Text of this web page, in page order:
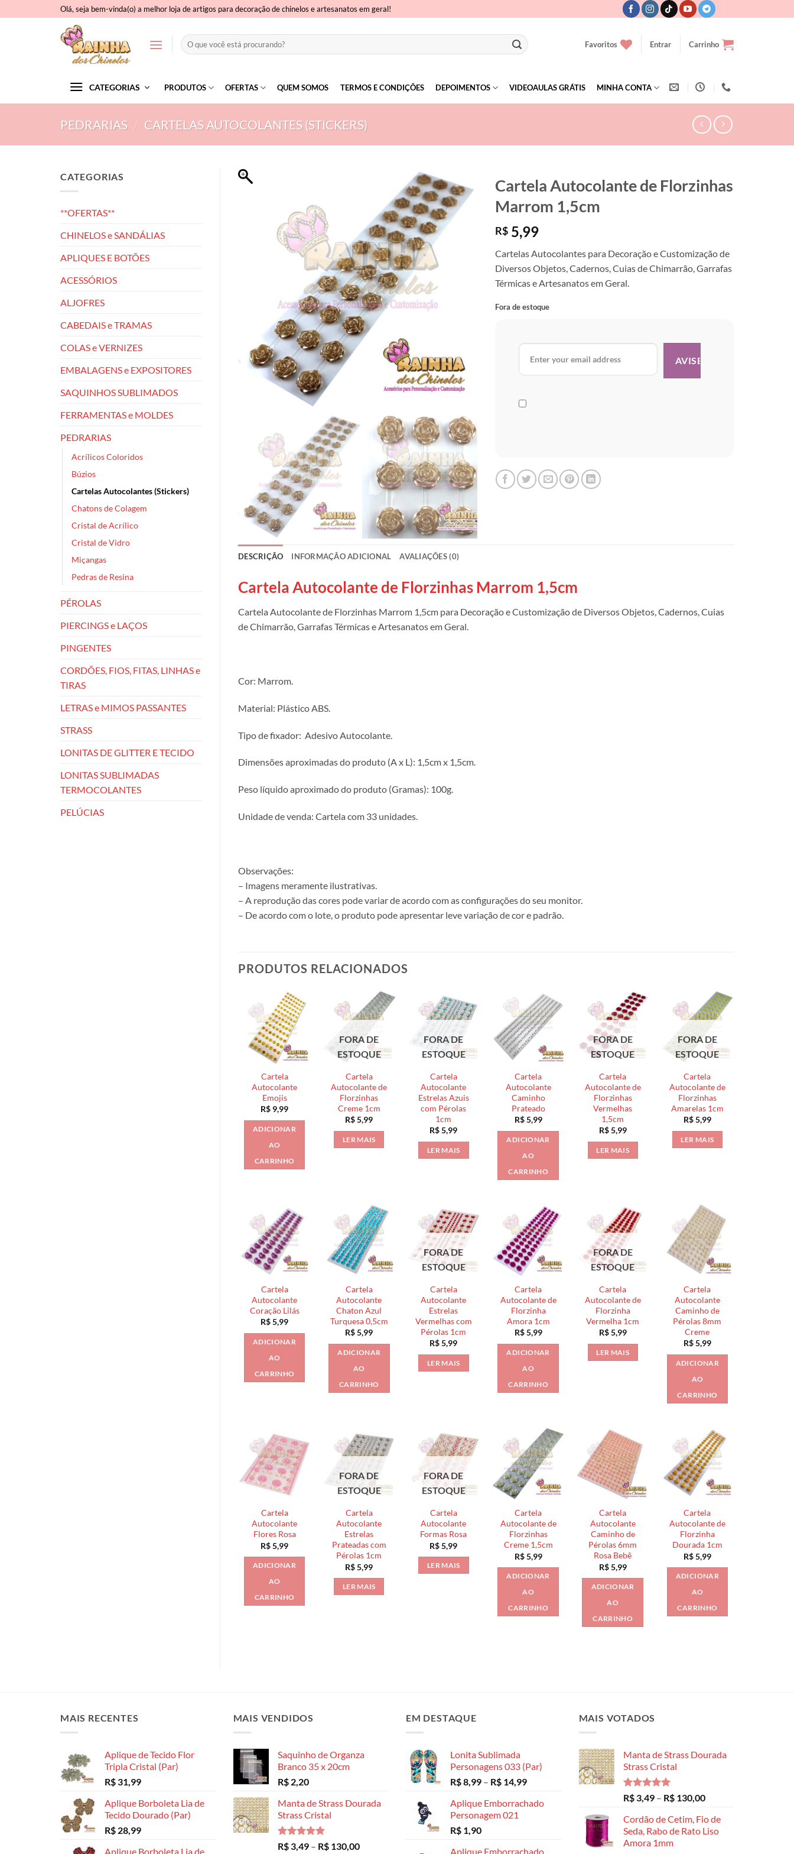
to
Olá, seja bem-vinda(o) a melhor loja de artigos para decoração de chinelos e artesanatos em geral!
Pesquisar
por:
Favoritos Entrar Carrinho
CATEGORIAS PRODUTOS OFERTAS QUEM SOMOS TERMOS E CONDIÇÕES DEPOIMENTOS VIDEOAULAS GRÁTIS MINHA CONTA
PEDRARIAS / CARTELAS AUTOCOLANTES (STICKERS)
CATEGORIAS
**OFERTAS**
CHINELOS e SANDÁLIAS
APLIQUES E BOTÕES
ACESSÓRIOS
ALJOFRES
CABEDAIS e TRAMAS
COLAS e VERNIZES
EMBALAGENS e EXPOSITORES
SAQUINHOS SUBLIMADOS
FERRAMENTAS e MOLDES
PEDRARIAS
Acrílicos Coloridos
Búzios
Cartelas Autocolantes (Stickers)
Chatons de Colagem
Cristal de Acrílico
Cristal de Vidro
Miçangas
Pedras de Resina
PÉROLAS
PIERCINGS e LAÇOS
PINGENTES
CORDÕES, FIOS, FITAS, LINHAS e
TIRAS
LETRAS e MIMOS PASSANTES
STRASS
LONITAS DE GLITTER E TECIDO
LONITAS SUBLIMADAS
TERMOCOLANTES
PELÚCIAS
Cartela Autocolante de Florzinhas
Marrom 1,5cm
R$5,99
Cartelas Autocolantes para Decoração e Customização de
Diversos Objetos, Cadernos, Cuias de Chimarrão, Garrafas
Térmicas e Artesanatos em Geral.
Fora de estoque
DESCRIÇÃO INFORMAÇÃO ADICIONAL AVALIAÇÕES (0)
Cartela Autocolante de Florzinhas Marrom 1,5cm
Cartela Autocolante de Florzinhas Marrom 1,5cm para Decoração e Customização de Diversos Objetos, Cadernos, Cuias
de Chimarrão, Garrafas Térmicas e Artesanatos em Geral.
Cor: Marrom.
Material: Plástico ABS.
Tipo de fixador: Adesivo Autocolante.
Dimensões aproximadas do produto (A x L): 1,5cm x 1,5cm.
Peso líquido aproximado do produto (Gramas): 100g.
Unidade de venda: Cartela com 33 unidades.
Observações:
– Imagens meramente ilustrativas.
– A reprodução das cores pode variar de acordo com as configurações do seu monitor.
– De acordo com o lote, o produto pode apresentar leve variação de cor e padrão.
PRODUTOS RELACIONADOS
Cartela
Autocolante
Emojis
R$ 9,99
ADICIONAR
AO
CARRINHO
FORA DE
ESTOQUE
Cartela
Autocolante de
Florzinhas
Creme 1cm
R$5,99
LER MAIS
FORA DE
ESTOQUE
Cartela
Autocolante
Estrelas Azuis
com Pérolas
1cm
R$5,99
LER MAIS
Cartela
Autocolante
Caminho
Prateado
R$5,99
ADICIONAR
AO
CARRINHO
FORA DE
ESTOQUE
Cartela
Autocolante de
Florzinhas
Vermelhas
1,5cm
R$5,99
LER MAIS
FORA DE
ESTOQUE
Cartela
Autocolante de
Florzinhas
Amarelas 1cm
R$5,99
LER MAIS
Cartela
Autocolante
Coração Lilás
R$5,99
ADICIONAR
AO
CARRINHO
Cartela
Autocolante
Chaton Azul
Turquesa 0,5cm
R$5,99
ADICIONAR
AO
CARRINHO
FORA DE
ESTOQUE
Cartela
Autocolante
Estrelas
Vermelhas com
Pérolas 1cm
R$5,99
LER MAIS
Cartela
Autocolante de
Florzinha
Amora 1cm
R$5,99
ADICIONAR
AO
CARRINHO
FORA DE
ESTOQUE
Cartela
Autocolante de
Florzinha
Vermelha 1cm
R$5,99
LER MAIS
Cartela
Autocolante
Caminho de
Pérolas 8mm
Creme
R$5,99
ADICIONAR
AO
CARRINHO
Cartela
Autocolante
Flores Rosa
R$5,99
ADICIONAR
AO
CARRINHO
FORA DE
ESTOQUE
Cartela
Autocolante
Estrelas
Prateadas com
Pérolas 1cm
R$5,99
LER MAIS
FORA DE
ESTOQUE
Cartela
Autocolante
Formas Rosa
R$5,99
LER MAIS
Cartela
Autocolante de
Florzinhas
Creme 1,5cm
R$5,99
ADICIONAR
AO
CARRINHO
Cartela
Autocolante
Caminho de
Pérolas 6mm
Rosa Bebê
R$5,99
ADICIONAR
AO
CARRINHO
Cartela
Autocolante de
Florzinha
Dourada 1cm
R$5,99
ADICIONAR
AO
CARRINHO
MAIS RECENTES
Aplique de Tecido Flor
Tripla Cristal (Par)
R$ 31,99
Aplique Borboleta Lia de
Tecido Dourado (Par)
R$ 28,99
Aplique Borboleta Lia de
MAIS VENDIDOS
Saquinho de Organza
Branco 35 x 20cm
R$2,20
Manta de Strass Dourada
Strass Cristal
Avaliação
R$3,49 – R$130,00Faixa
EM DESTAQUE
Lonita Sublimada
Personagens 033 (Par)
R$8,99 – R$ 14,99Faixa
preço:
Aplique Emborrachado
Personagem 021
R$ 1,90
Aplique Emborrachado
MAIS VOTADOS
Manta de Strass Dourada
Strass Cristal
Avaliação
5.00
de 5
R$3,49 – R$130,00Faixa
preço:
R$ 3,49
Cordão de Cetim, Fio de
Seda, Rabo de Rato Liso
Amora 1mm